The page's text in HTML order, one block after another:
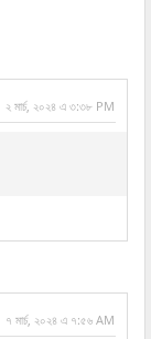
২ মার্চ, ২০২৪ এ ৩:৩৮ PM
৭ মার্চ, ২০২৪ এ ৭:৫৬ AM